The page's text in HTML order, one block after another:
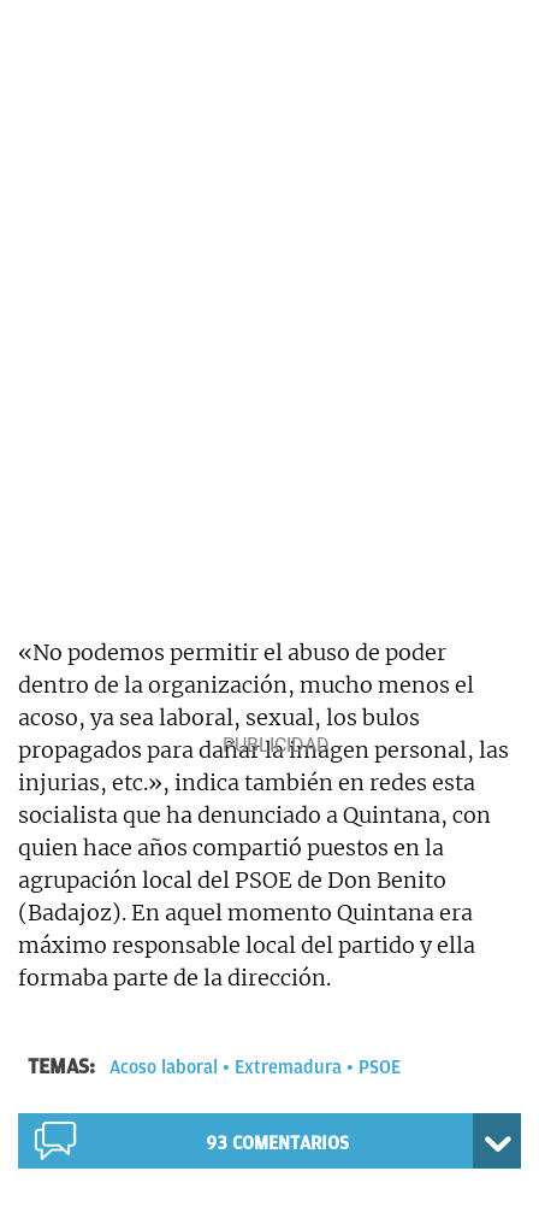
«No podemos permitir el abuso de poder
dentro de la organización, mucho menos el
acoso, ya sea laboral, sexual, los bulos
propagados para dañar la imagen personal, las
injurias, etc.», indica también en redes esta
socialista que ha denunciado a Quintana, con
quien hace años compartió puestos en la
agrupación local del PSOE de Don Benito
(Badajoz). En aquel momento Quintana era
máximo responsable local del partido y ella
formaba parte de la dirección.
TEMAS: Acoso laboral Extremadura PSOE
93 COMENTARIOS